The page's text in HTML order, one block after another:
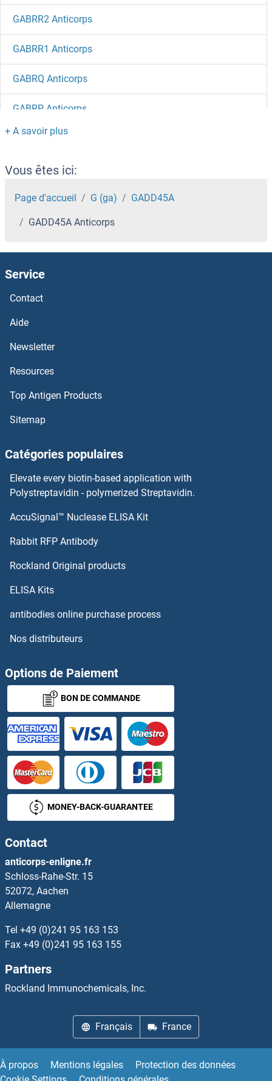
GABRR2 Anticorps
GABRR1 Anticorps
GABRQ Anticorps
GABRP Anticorps
GABRG3 Anticorps
GABRG2 Anticorps
GABRg1 Anticorps
GABRE Anticorps
GABRB2 Anticorps
GABRB1 Anticorps
GABRA6 Anticorps
GABRA2 Anticorps
GAGE2B Anticorps
GAK Anticorps
GAL Anticorps
GAL3ST1 Anticorps
GAL3ST3 Anticorps
GAL3ST4 Anticorps
GAL4 Anticorps
Galactosylceramidase Anticorps
Galanin Anticorps
Galectin 10 Anticorps
Galectin 3 Anticorps
GALK1 Anticorps
GALM Anticorps
GALNS Anticorps
Vous êtes ici:
Page d'accueil G (ga) GADD45A
GADD45A Anticorps
Service
Contact
Aide
Newsletter
Resources
Top Antigen Products
Sitemap
Catégories populaires
Elevate every biotin-based application with
Polystreptavidin - polymerized Streptavidin.
AccuSignal™ Nuclease ELISA Kit
Rabbit RFP Antibody
Rockland Original products
ELISA Kits
antibodies online purchase process
Nos distributeurs
Options de Paiement
BON DE COMMANDE
MONEY-BACK-GUARANTEE
Contact
anticorps-enligne.fr
Schloss-Rahe-Str. 15
52072, Aachen
Allemagne
Tel +49 (0)241 95 163 153
Fax +49 (0)241 95 163 155
Partners
Rockland Immunochemicals, Inc.
Français France
À propos Mentions légales
Protection des données